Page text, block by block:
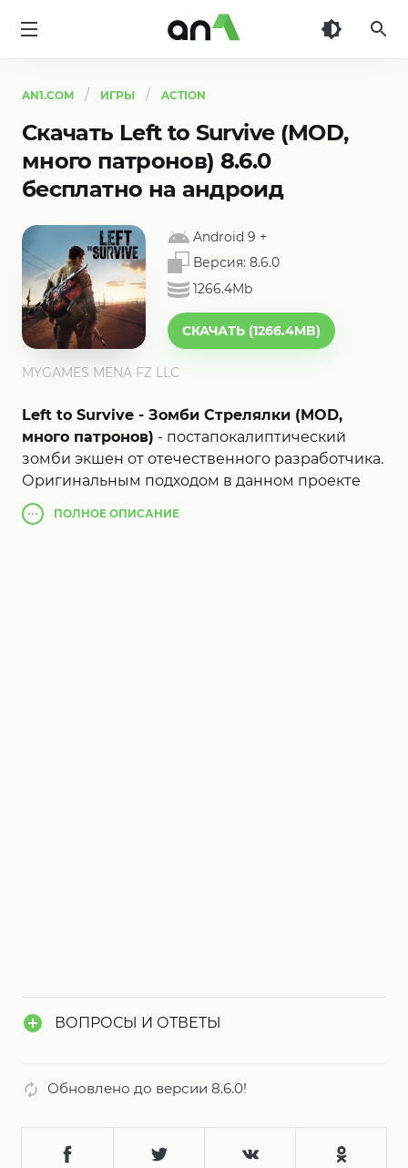
AN1.COM ИГРЫ ACTION
Скачать Left to Survive (MOD,
много патронов) 8.6.0
бесплатно на андроид
Android 9 +
Версия: 8.6.0
1266.4Mb
СКАЧАТЬ (1266.4MB)
MYGAMES MENA FZ LLC
Left to Survive - Зомби Стрелялки (MOD,
много патронов) - постапокалиптический
зомби экшен от отечественного разработчика.
Оригинальным подходом в данном проекте
является то что вы будете играть в компании
других игроков, при этом ваша задача не
ПОЛНОЕ ОПИСАНИЕ
ВОПРОСЫ И ОТВЕТЫ
Обновлено до версии 8.6.0!